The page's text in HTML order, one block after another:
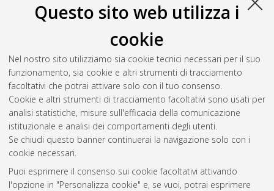
Questo sito web utilizza i
cookie
Nel nostro sito utilizziamo sia cookie tecnici necessari per il suo
funzionamento, sia cookie e altri strumenti di tracciamento
facoltativi che potrai attivare solo con il tuo consenso.
Cookie e altri strumenti di tracciamento facoltativi sono usati per
analisi statistiche, misure sull'efficacia della comunicazione
istituzionale e analisi dei comportamenti degli utenti.
Se chiudi questo banner continuerai la navigazione solo con i
cookie necessari.
Puoi esprimere il consenso sui cookie facoltativi attivando
l'opzione in "Personalizza cookie" e, se vuoi, potrai esprimere
Gestione del documento:
Atom
Rss 1.0